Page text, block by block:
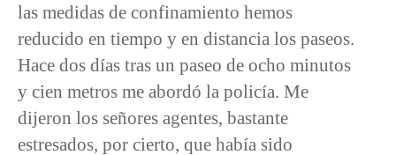
las medidas de confinamiento hemos
reducido en tiempo y en distancia los paseos.
Hace dos días tras un paseo de ocho minutos
y cien metros me abordó la policía. Me
dijeron los señores agentes, bastante
estresados, por cierto, que había sido